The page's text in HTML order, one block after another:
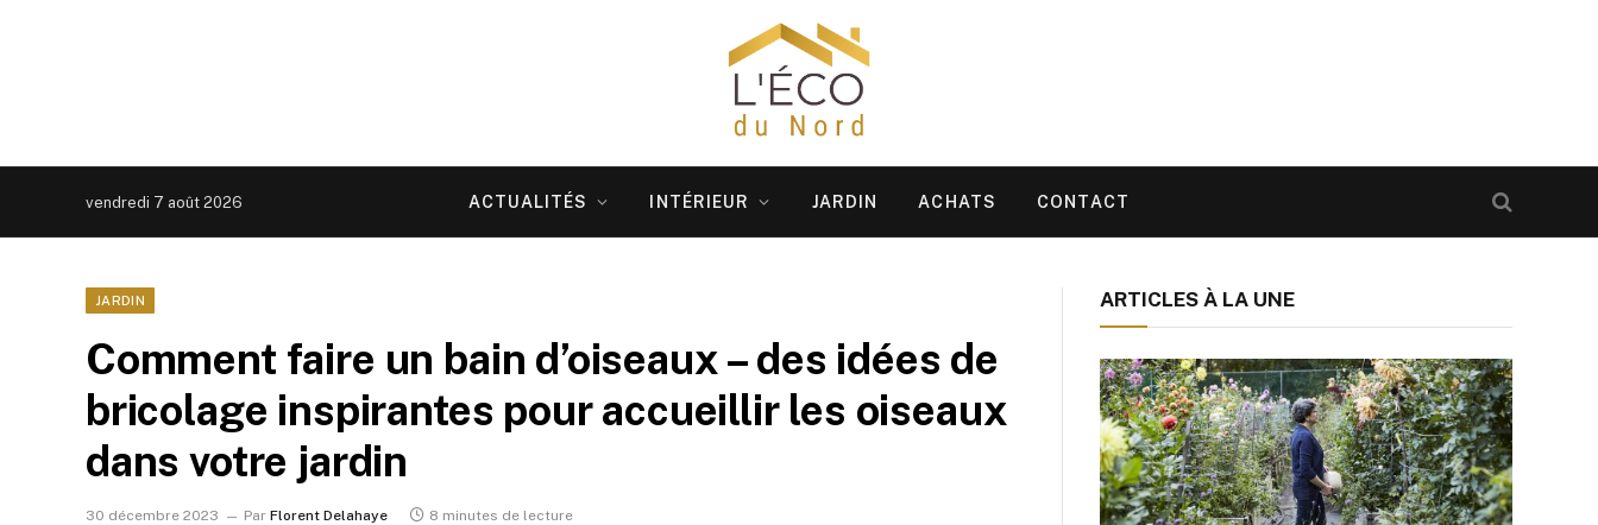
vendredi 7 août 2026 ACTUALITÉS INTÉRIEUR JARDIN ACHATS CONTACT
JARDIN
Comment faire un bain d’oiseaux – des idées de
bricolage inspirantes pour accueillir les oiseaux
dans votre jardin
30 décembre 2023 Par Florent Delahaye 8 minutes de lecture
ARTICLES À LA UNE